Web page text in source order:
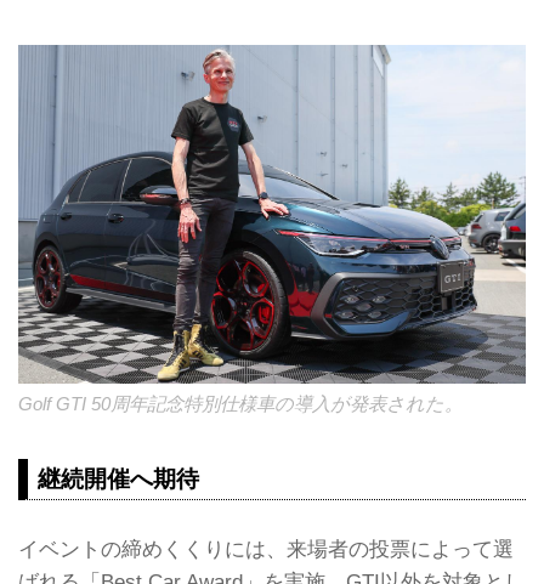
Golf GTI 50周年記念特別仕様車の導入が発表された。
継続開催へ期待
イベントの締めくくりには、来場者の投票によって選